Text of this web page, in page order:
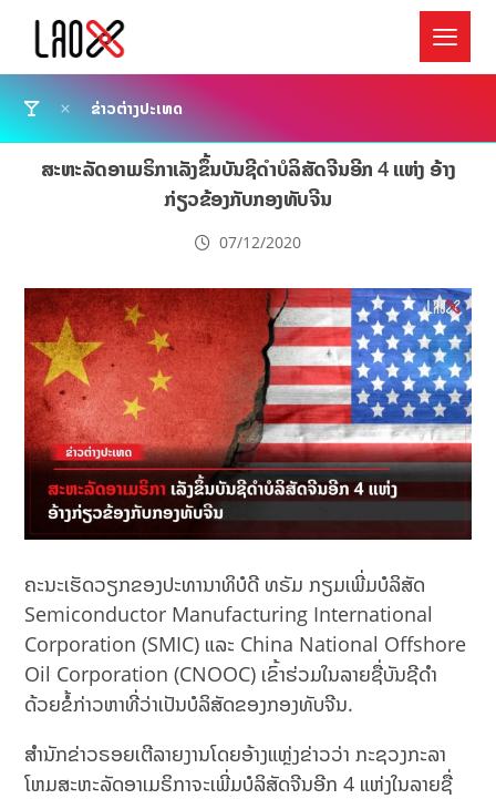
ຂ່າວຕ່າງປະເທດ
ສະຫະລັດອາເມຣິກາເລັງຂຶ້ນບັນຊີດຳບໍລິສັດຈີນອີກ 4 ແຫ່ງ ອ້າງ
ກ່ຽວຂ້ອງກັບກອງທັບຈີນ
07/12/2020
ຄະນະເຮັດວຽກຂອງປະທານາທິບໍດີ ທຣັມ ກຽມເພີ່ມບໍລິສັດ
Semiconductor Manufacturing International
Corporation (SMIC) ແລະ China National Offshore
Oil Corporation (CNOOC) ເຂົ້າຮ່ວມໃນລາຍຊື່ບັນຊີດຳ
ດ້ວຍຂໍ້ກ່າວຫາທີ່ວ່າເປັນບໍລິສັດຂອງກອງທັບຈີນ.
ສຳນັກຂ່າວຣອຍເຕີລາຍງານໂດຍອ້າງແຫຼ່ງຂ່າວວ່າ ກະຊວງກະລາ
ໂຫມສະຫະລັດອາເມຣິກາຈະເພີ່ມບໍລິສັດຈີນອີກ 4 ແຫ່ງໃນລາຍຊື່